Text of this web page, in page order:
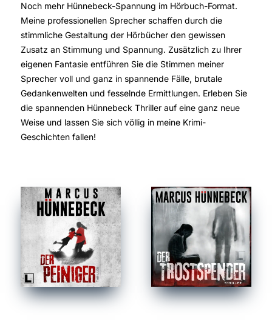
Noch mehr Hünnebeck-Spannung im Hörbuch-Format.
Meine professionellen Sprecher schaffen durch die
stimmliche Gestaltung der Hörbücher den gewissen
Zusatz an Stimmung und Spannung. Zusätzlich zu Ihrer
eigenen Fantasie entführen Sie die Stimmen meiner
Sprecher voll und ganz in spannende Fälle, brutale
Gedankenwelten und fesselnde Ermittlungen. Erleben Sie
die spannenden Hünnebeck Thriller auf eine ganz neue
Weise und lassen Sie sich völlig in meine Krimi-
Geschichten fallen!